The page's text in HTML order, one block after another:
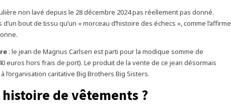
non lavé depuis le 28 décembre 2024 pas réellement pas donné.
d’un bout de tissu qu’un « morceau d’histoire des échecs », comme l’affirme
: le jean de Magnus Carlsen est parti pour la modique somme de
euros hors frais de port). Le produit de la vente de ce jean désormais
l’organisation caritative Big Brothers Big Sisters.
histoire de vêtements ?